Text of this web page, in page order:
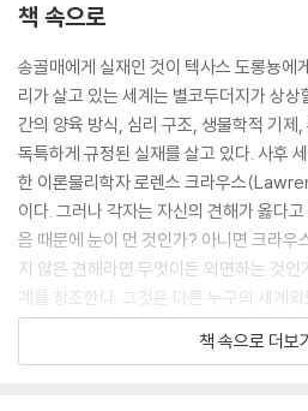
나는 이것을 원한다, 그것도 지금 : 양배추
어째서 청소년은 더 이상 장난감을 갖고
신적인 힘을 가졌다는 착각
당신은 속임수 장치를 손에 넣었다 : 빅 마
관광객이 될 때 낮아지는 지각지능
제12장 당신은 케냐의 누와 다른가? _사
‘우리는 우주의 티끌이다’ 대 ‘우리는 욕
에 대한 분노
나를 믿어라 : 광고를 위해 특정 배우를 선
책 속으로
송골매에게 실재인 것이 텍사스 도롱뇽에
리가 살고 있는 세계는 별코두더지가 상상
간의 양육 방식, 심리 구조, 생물학적 기제
독특하게 규정된 실재를 살고 있다. 사후
한 이론물리학자 로렌스 크라우스
이다. 그러나 각자는 자신의 견해가 옳다
음 때문에 눈이 먼 것인가? 아니면 크라우
지 않은 견해라면 무엇이든 외면하는 것
계를 창조한다. 그것은 다른 누구의 세계
을 수 있겠는가? 왜냐하면 그것은 우리의
우리는 대개 우리가 우리의 삶에 관해 창
책 속으로 더보